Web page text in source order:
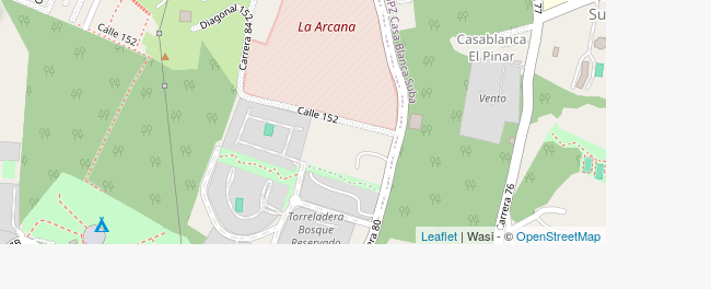
Leaflet | Wasi - ©OpenStreetMap